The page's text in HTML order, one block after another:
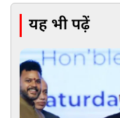
यह भी पढ़ें